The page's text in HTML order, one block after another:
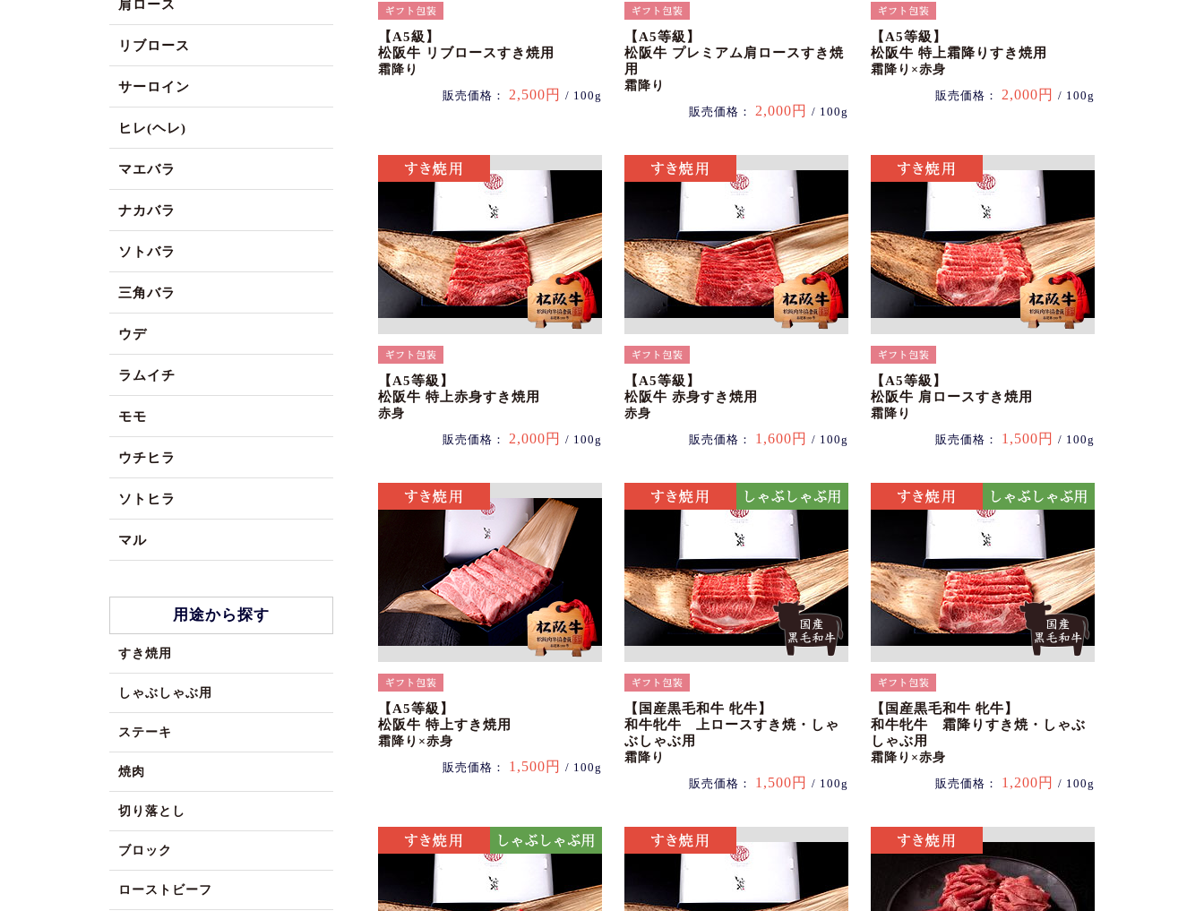
【A5級】
松阪牛 リブロースすき焼用
霜降り
販売価格： 2,500円 / 100g
【A5等級】
松阪牛 プレミアム肩ロースすき焼
用
霜降り
販売価格： 2,000円 / 100g
【A5等級】
松阪牛 特上霜降りすき焼用
霜降り×赤身
販売価格： 2,000円 / 100g
【A5等級】
松阪牛 特上赤身すき焼用
赤身
販売価格： 2,000円 / 100g
【A5等級】
松阪牛 赤身すき焼用
赤身
販売価格： 1,600円 / 100g
【A5等級】
松阪牛 肩ロースすき焼用
霜降り
販売価格： 1,500円 / 100g
【A5等級】
松阪牛 特上すき焼用
霜降り×赤身
販売価格： 1,500円 / 100g
【国産黒毛和牛 牝牛】
和牛牝牛 上ロースすき焼・しゃ
ぶしゃぶ用
霜降り
販売価格： 1,500円 / 100g
【国産黒毛和牛 牝牛】
和牛牝牛 霜降りすき焼・しゃぶ
しゃぶ用
霜降り×赤身
販売価格： 1,200円 / 100g
肩ロース
リブロース
サーロイン
ヒレ(ヘレ)
マエバラ
ナカバラ
ソトバラ
三角バラ
ウデ
ラムイチ
モモ
ウチヒラ
ソトヒラ
マル
用途から探す
すき焼用
しゃぶしゃぶ用
ステーキ
焼肉
切り落とし
ブロック
ローストビーフ